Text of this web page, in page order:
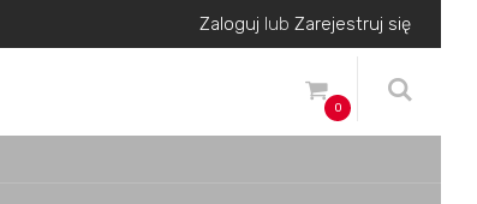
Zaloguj lub Zarejestruj się
0